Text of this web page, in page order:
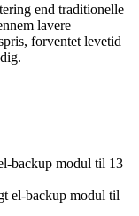
end traditionelle
lavere
forventet levetid
backup modul til 13